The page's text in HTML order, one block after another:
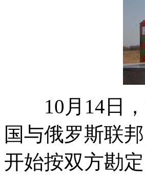
10月14日，
国与俄罗斯联
开始按双方勘